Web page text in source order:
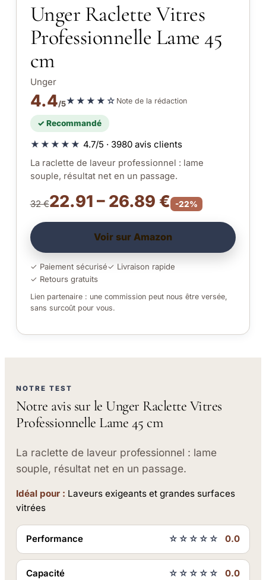
Unger Raclette Vitres
Professionnelle Lame 45
cm
Unger
4.4/5★★★★☆ Note de la rédaction
✓ Recommandé
★★★★★ 4.7/5 · 3980 avis clients
La raclette de laveur professionnel : lame
souple, résultat net en un passage.
32 €22.91 – 26.89 € -22%
Voir sur Amazon
✓ Paiement sécurisé✓ Livraison rapide
✓ Retours gratuits
Lien partenaire : une commission peut nous être versée,
sans surcoût pour vous.
NOTRE TEST
Notre avis sur le Unger Raclette Vitres
Professionnelle Lame 45 cm
La raclette de laveur professionnel : lame
souple, résultat net en un passage.
Idéal pour : Laveurs exigeants et grandes surfaces
vitrées
Performance ☆☆☆☆☆ 0.0
Capacité ☆☆☆☆☆ 0.0